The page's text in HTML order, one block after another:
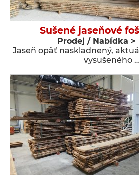
Sušené jaseňové
Prodej / Nabídka >
Jaseň opäť naskladnený,
vysušeného …